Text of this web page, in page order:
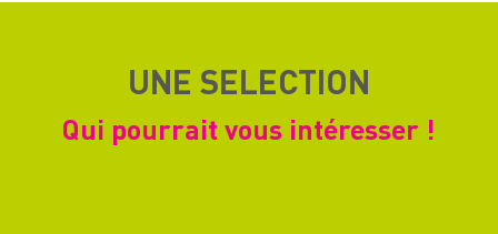
UNE SELECTION
Qui pourrait vous intéresser !